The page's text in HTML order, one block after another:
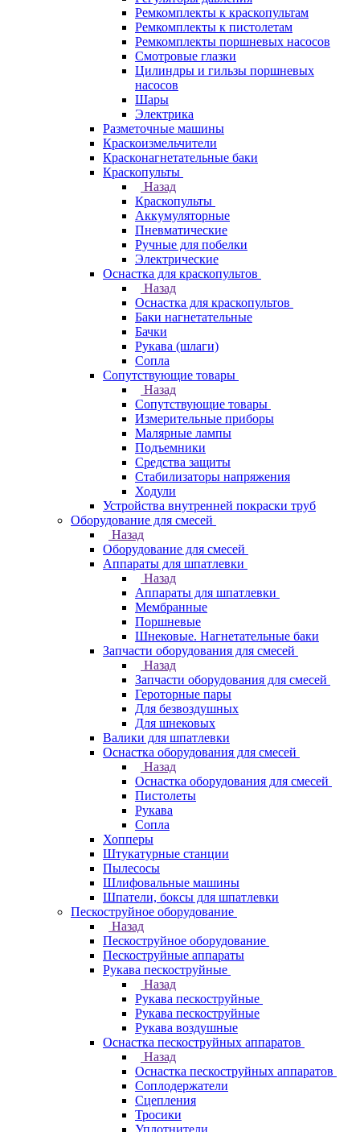
Ремкомплекты к краскопультам
Ремкомплекты к пистолетам
Ремкомплекты поршневых насосов
Смотровые глазки
Цилиндры и гильзы поршневых
насосов
Шары
Электрика
Разметочные машины
Краскоизмельчители
Красконагнетательные баки
Краскопульты
Назад
Краскопульты
Аккумуляторные
Пневматические
Ручные для побелки
Электрические
Оснастка для краскопультов
Назад
Оснастка для краскопультов
Баки нагнетательные
Бачки
Рукава (шлаги)
Сопла
Сопутствующие товары
Назад
Сопутствующие товары
Измерительные приборы
Малярные лампы
Подъемники
Средства защиты
Стабилизаторы напряжения
Ходули
Устройства внутренней покраски труб
Оборудование для смесей
Назад
Оборудование для смесей
Аппараты для шпатлевки
Назад
Аппараты для шпатлевки
Мембранные
Поршневые
Шнековые. Нагнетательные баки
Запчасти оборудования для смесей
Назад
Запчасти оборудования для смесей
Героторные пары
Для безвоздушных
Для шнековых
Валики для шпатлевки
Оснастка оборудования для смесей
Назад
Оснастка оборудования для смесей
Пистолеты
Рукава
Сопла
Хопперы
Штукатурные станции
Пылесосы
Шлифовальные машины
Шпатели, боксы для шпатлевки
Пескоструйное оборудование
Назад
Пескоструйное оборудование
Пескоструйные аппараты
Рукава пескоструйные
Назад
Рукава пескоструйные
Рукава пескоструйные
Рукава воздушные
Оснастка пескоструйных аппаратов
Назад
Оснастка пескоструйных аппаратов
Соплодержатели
Сцепления
Тросики
Уплотнители